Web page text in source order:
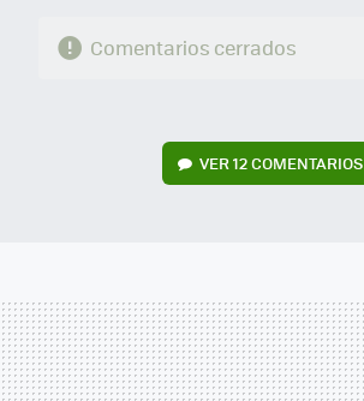
Comentarios cerrados
VER12 COMENTARIOS